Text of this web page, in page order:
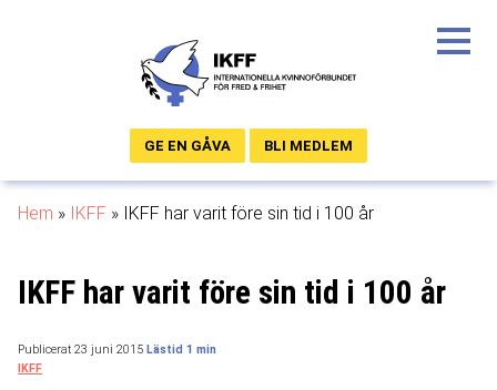
BLI MEDLEM
GE EN GÅVA
Hem » IKFF » IKFF har varit före sin tid i 100 år
IKFF har varit före sin tid i 100 år
Publicerat 23 juni 2015
IKFF